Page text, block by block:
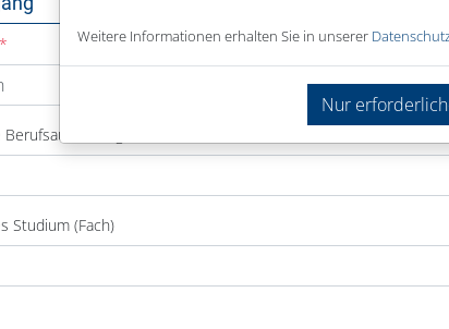
Studium (Fach)
Weitere Informationen erhalten Sie in unserer
Nur